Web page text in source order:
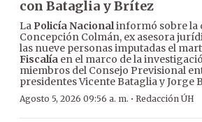
con Bataglia y Brítez
La Policía Nacionalinformó sobre la
Concepción Colmán, ex asesora
las nueve personas imputadas el
Fiscalía en el marco de la
miembros del Consejo Previsional
presidentes Vicente Bataglia y Jorge
Agosto 5, 2026 09:56 a. m. · Redacción ÚH